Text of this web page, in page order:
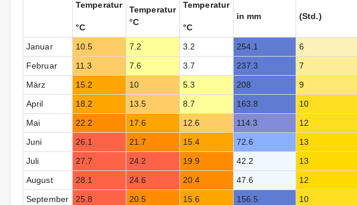
Temperatur
°C
Temperatur
°C
Temperatur
°C
in mm (Std.)
Januar 10.5 7.2 3.2 254.1 6
Februar 11.3 7.6 3.7 237.3 7
März 15.2 10 5.3 208 9
April 18.2 13.5 8.7 163.8 10
Mai 22.2 17.6 12.6 114.3 12
Juni 26.1 21.7 15.4 72.6 13
Juli 27.7 24.2 19.9 42.2 13
August 28.1 24.6 20.4 47.6 12
September 25.8 20.5 15.6 156.5 10